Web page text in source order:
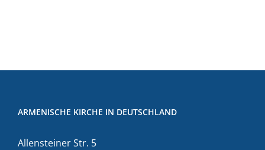
ARMENISCHE KIRCHE IN DEUTSCHLAND
Allensteiner Str. 5